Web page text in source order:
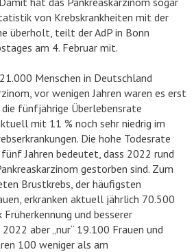
von Krebskrankheiten mit der
überholt, teilt der AdP in Bonn
am 4. Februar mit.
Menschen in Deutschland
vor wenigen Jahren waren es erst
die fünfjährige Überlebensrate
mit 11 % noch sehr niedrig im
Die hohe Todesrate
Jahren bedeutet, dass 2022 rund
gestorben sind. Zum
Brustkrebs, der häufigsten
erkranken aktuell jährlich 70.500
Früherkennung und besserer
aber „nur“ 19.100 Frauen und
100 weniger als am